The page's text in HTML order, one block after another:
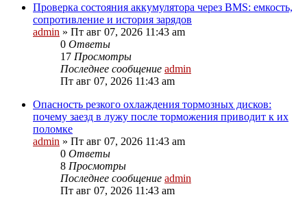
Проверка состояния аккумулятора через BMS: емкость,
сопротивление и история зарядов
admin » Пт авг 07, 2026 11:43 am
0 Ответы
17 Просмотры
Последнее сообщение admin
Пт авг 07, 2026 11:43 am
Опасность резкого охлаждения тормозных дисков:
почему заезд в лужу после торможения приводит к их
поломке
admin » Пт авг 07, 2026 11:43 am
0 Ответы
8 Просмотры
Последнее сообщение admin
Пт авг 07, 2026 11:43 am